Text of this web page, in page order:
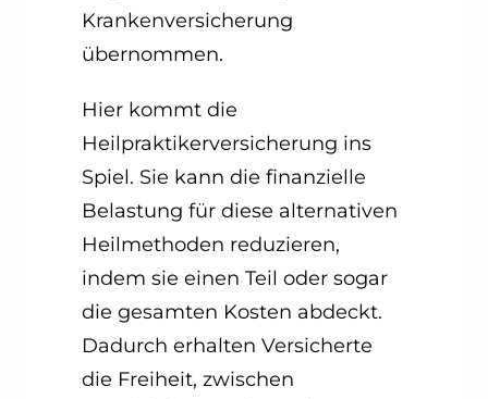
Krankenversicherung
übernommen.
Hier kommt die
Heilpraktikerversicherung ins
Spiel. Sie kann die finanzielle
Belastung für diese alternativen
Heilmethoden reduzieren,
indem sie einen Teil oder sogar
die gesamten Kosten abdeckt.
Dadurch erhalten Versicherte
die Freiheit, zwischen